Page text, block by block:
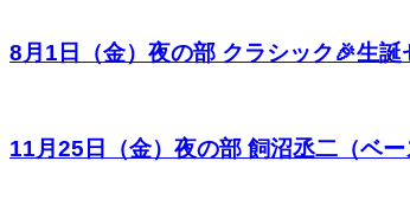
8月1日（金）夜の部 クラシック🎉生
11月25日（金）夜の部 飼沼丞二（ベ